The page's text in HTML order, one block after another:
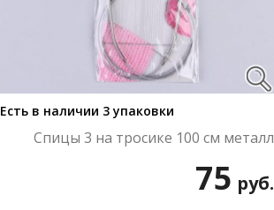
Есть в наличии 3 упаковки
Спицы 3 на тросике 100 см металл
75 руб.